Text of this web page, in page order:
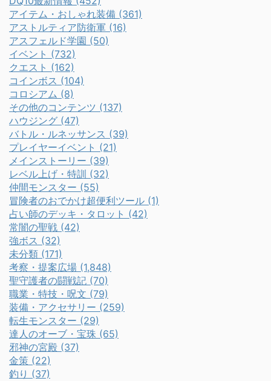
アイテム・おしゃれ装備 (361)
アストルティア防衛軍 (16)
アスフェルド学園 (50)
イベント (732)
クエスト (162)
コインボス (104)
コロシアム (8)
その他のコンテンツ (137)
ハウジング (47)
バトル・ルネッサンス (39)
プレイヤーイベント (21)
メインストーリー (39)
レベル上げ・特訓 (32)
仲間モンスター (55)
冒険者のおでかけ超便利ツール (1)
占い師のデッキ・タロット (42)
常闇の聖戦 (42)
強ボス (32)
未分類 (171)
考察・提案広場 (1,848)
聖守護者の闘戦記 (70)
職業・特技・呪文 (79)
装備・アクセサリー (259)
転生モンスター (29)
達人のオーブ・宝珠 (65)
邪神の宮殿 (37)
金策 (22)
釣り (37)